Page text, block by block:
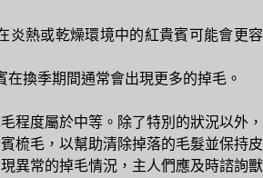
炎熱或乾燥環境中的紅貴賓可能會更容
在換季期間通常會出現更多的掉毛。
程度屬於中等。除了特別的狀況以外，
梳毛，以幫助清除掉落的毛髮並保持皮
異常的掉毛情況，主人們應及時諮詢獸